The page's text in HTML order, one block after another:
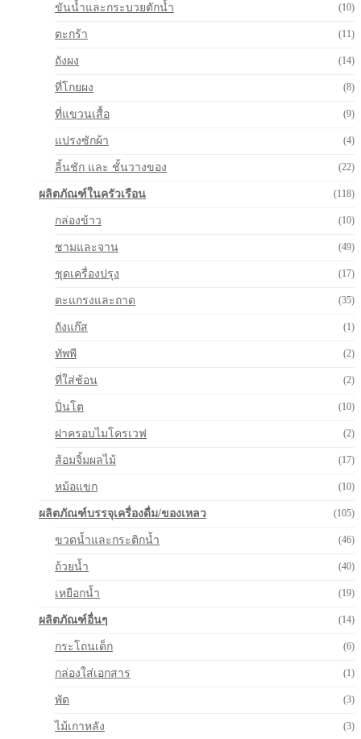
ขันน้ำและกระบวยตักน้ำ (10)
ตะกร้า (11)
ถังผง (14)
ที่โกยผง (8)
ที่แขวนเสื้อ (9)
แปรงซักผ้า (4)
ลิ้นชัก และ ชั้นวางของ (22)
ผลิตภัณฑ์ในครัวเรือน (118)
กล่องข้าว (10)
ชามและจาน (49)
ชุดเครื่องปรุง (17)
ตะแกรงและถาด (35)
ถังแก๊ส (1)
ทัพพี (2)
ที่ใส่ช้อน (2)
ปิ่นโต (10)
ฝาครอบไมโครเวฟ (2)
ส้อมจิ้มผลไม้ (17)
หม้อแขก (10)
ผลิตภัณฑ์บรรจุเครื่องดื่ม/ของเหลว (105)
ขวดน้ำและกระติกน้ำ (46)
ถ้วยน้ำ (40)
เหยือกน้ำ (19)
ผลิตภัณฑ์อื่นๆ (14)
กระโถนเด็ก (6)
กล่องใส่เอกสาร (1)
พัด (3)
ไม้เกาหลัง (3)